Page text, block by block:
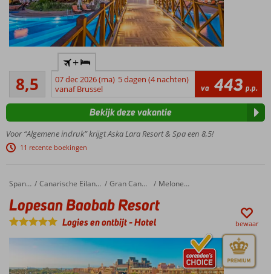
sterrenhotel
met privé
zandstrand
Voor de
familievakantie
Elke dag wat te
doen; uitgebreid
animatieprogramma
Adventure
Wet 'N
Wild
voor
plezier!
8,5
Aanrader
556
beoordelingen
+
07 dec 2026 (ma) 5 dagen (4 nachten)
vanaf Brussel
va 443 p.p.
Voor “Algemene indruk” krijgt Aska Lara Resort & Spa een 8,5!
11 recente boekingen
Bekijk deze vakantie
Home Spanje Canarische Eilanden Gran Canaria Meloneras
Lopesan Baobab Resort
Lopesan Baobab Resort
Logies en ontbijt-Hotel bewaar